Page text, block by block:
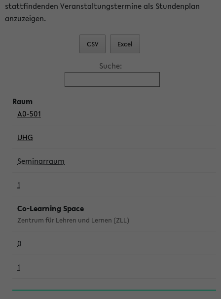
stattfindenden Veranstaltungstermine als Stundenplan
anzuzeigen.
CSV Excel
Suche:
A0-501
UHG
Seminarraum
1
Co-Learning Space
Zentrum für Lehren und Lernen (ZLL)
0
1